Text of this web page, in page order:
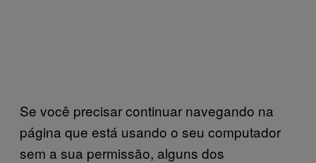
Se você precisar continuar navegando na
página que está usando o seu computador
sem a sua permissão, alguns dos